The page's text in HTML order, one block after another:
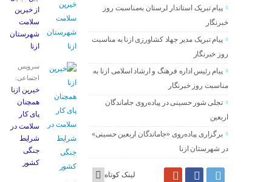
پیام تبریک استاندار لرستان به‌مناسبت روز
خبرنگار
پیام تبریک مدیر جهاد کشاورزی ازنا به مناسبت
روز خبرنگار
پیام رئیس اداره فرهنگ و ارشاد اسلامی ازنا به
مناسبت روز خبرنگار
تجلی شور حسینی در پیاده‌روی جاماندگان
اربعین
برگزاری پیاده‌روی «جاماندگان اربعین حسینی»
در شهرستان ازنا
لینک کوتاه
از خیرین
سلامت
شهرستان
ازنا
سرویس
اجتماعی:
خیرین ازنا
همچنان
پای کار
سلامت در
شرایط
جنگی
کشور